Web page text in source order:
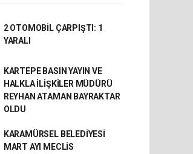
2 OTOMOBİL ÇARPIŞTI: 1
YARALI
KARTEPE BASIN YAYIN VE
HALKLA İLİŞKİLER MÜDÜRÜ
REYHAN ATAMAN BAYRAKTAR
OLDU
KARAMÜRSEL BELEDİYESİ
MART AYI MECLİS